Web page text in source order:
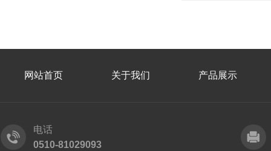
网站首页 关于我们 产品展示
电话
0510-81029093